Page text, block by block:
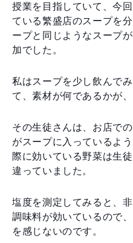
授業を目指していて、今
ている繁盛店のスープを
ープと同じようなスープ
加でした。
私はスープを少し飲んで
て、素材が何であるかが
その生徒さんは、お店で
がスープに入っているよ
際に効いている野菜は生
違っていました。
塩度を測定してみると、
調味料が効いているので
を感じないのです。